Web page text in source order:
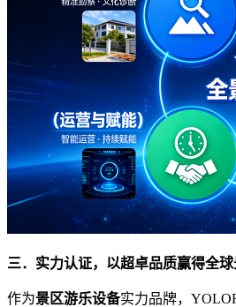
三．实力认证，以超卓品质赢得全
作为景区游乐设备实力品牌，